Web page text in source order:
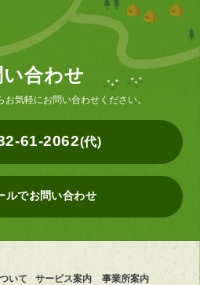
合わせ
気軽にお問い合わせください。
61-2062(代)
ルでお問い合わせ
いて サービス案内 事業所案内